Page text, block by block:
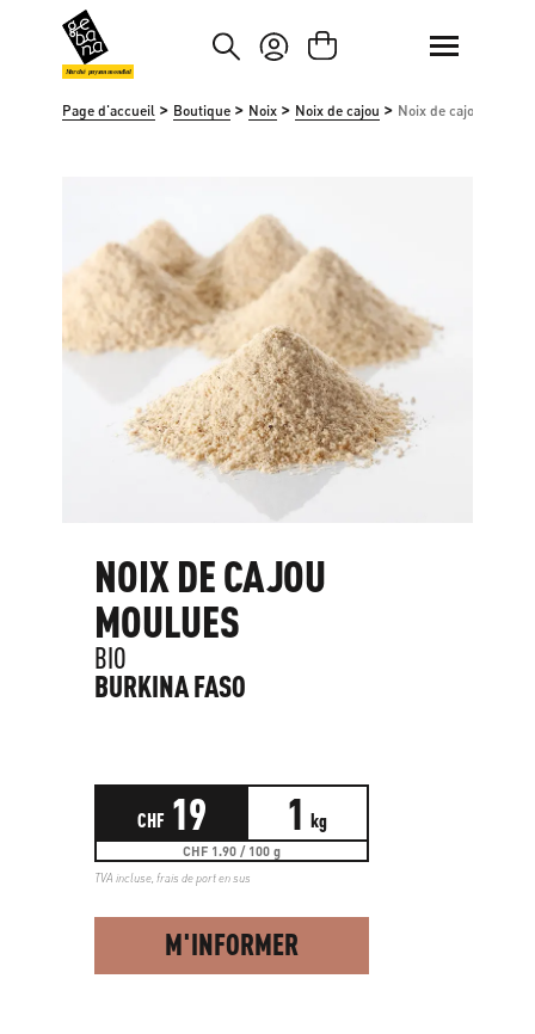
au contenu principal
Passer à la recherche
Marché paysan mondial
Page d'accueil > Boutique > Noix > Noix de cajou > Noix de cajou
NOIX DE CAJOU
MOULUES
BIO
BURKINA FASO
CHF 19 1 kg
CHF 1.90 / 100 g
TVA incluse, frais de port en sus
M'INFORMER